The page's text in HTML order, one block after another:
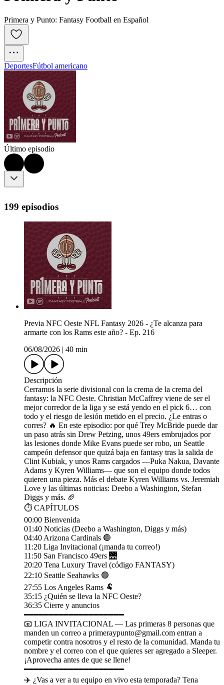
Primera y Punto: Fantasy Football en Español
DeportesFútbol americano
Último episodio
199 episodios
Previa NFC Oeste NFL Fantasy 2026 - ¿Te alcanza para
armarte con los Rams este año? - Ep. 216
06/08/2026
40 min
Descripción
Cerramos la serie divisional con la crema de la crema del
fantasy: la NFC Oeste. Christian McCaffrey viene de ser el
mejor corredor de la liga y se está yendo en el pick 6… con
todo y el riesgo de lesión metido en el precio. ¿Le entras o
corres? 🔥 En este episodio: por qué Trey McBride puede dar
un paso atrás sin Drew Petzing, unos 49ers embrujados por
las lesiones donde Mike Evans puede ser robo, un Seattle
campeón defensor que quizá baja en fantasy tras la salida de
Clint Kubiak, y unos Rams cargados —Puka Nakua, Davante
Adams y Kyren Williams— que son el equipo donde todos
quieren una pieza. Más el debate Kyren Williams vs. Jeremiah
Love y las últimas noticias: Deebo a Washington, Stefan
Diggs y más. 🏈
⏱️ CAPÍTULOS
00:00 Bienvenida
01:40 Noticias (Deebo a Washington, Diggs y más)
04:40 Arizona Cardinals 🔴
11:20 Liga Invitacional (¡manda tu correo!)
11:50 San Francisco 49ers 🌉
20:20 Tena Luxury Travel (código FANTASY)
22:10 Seattle Seahawks 🟢
27:55 Los Angeles Rams 🐏
35:15 ¿Quién se lleva la NFC Oeste?
36:35 Cierre y anuncios
━━━━━━━━━━━━━━━━━━━━
📧 LIGA INVITACIONAL — Las primeras 8 personas que
manden un correo a primeraypunto@gmail.com entran a
competir contra nosotros y el resto de la comunidad. Manda tu
nombre y el correo con el que quieres ser agregado a Sleeper.
¡Aprovecha antes de que se llene!
━━━━━━━━━━━━━━━━━━━━
✈️ ¿Vas a ver a tu equipo en vivo esta temporada? Tena